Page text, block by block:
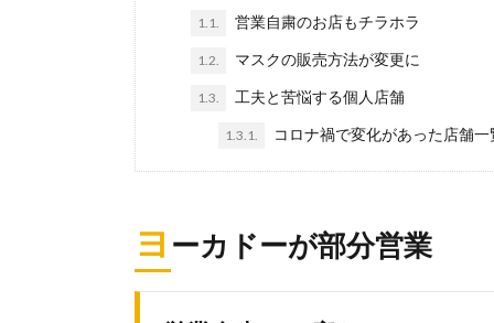
1.1. 営業自粛のお店もチラホラ
1.2. マスクの販売方法が変更に
1.3. 工夫と苦悩する個人店舗
1.3.1. コロナ禍で変化があった店舗一
ヨ ーカドーが部分営業